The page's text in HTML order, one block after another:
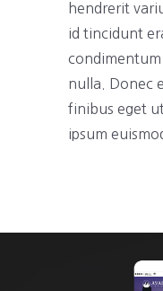
hendrerit
id tincidunt
nulla. Donec
finibus eget
ipsum